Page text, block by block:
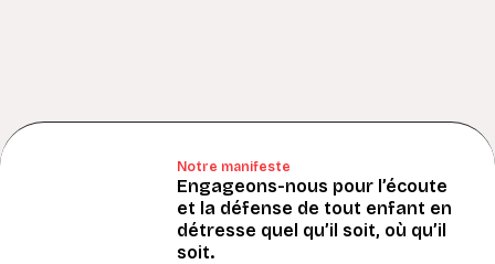
Notre manifeste
Engageons-nous pour l’écoute
et la défense de tout enfant en
détresse quel qu’il soit, où qu’il
soit.